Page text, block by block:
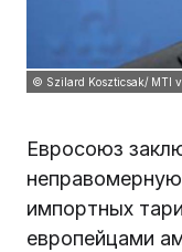
© Szilard Koszticsak/ MTI
Евросоюз
импортных
европейцами